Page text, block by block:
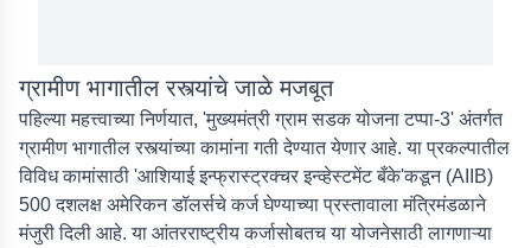
ग्रामीण भागातील रस्त्यांचे जाळे मजबूत
पहिल्या महत्त्वाच्या निर्णयात, 'मुख्यमंत्री ग्राम सडक योजना टप्पा-3' अंतर्गत
ग्रामीण भागातील रस्त्यांच्या कामांना गती देण्यात येणार आहे. या प्रकल्पातील
विविध कामांसाठी 'आशियाई इन्फ्रास्ट्रक्चर इन्व्हेस्टमेंट बँके'कडून (AIIB)
500 दशलक्ष अमेरिकन डॉलर्सचे कर्ज घेण्याच्या प्रस्तावाला मंत्रिमंडळाने
मंजुरी दिली आहे. या आंतरराष्ट्रीय कर्जासोबतच या योजनेसाठी लागणाऱ्या